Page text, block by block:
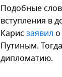
Подобные
вступления в
Карис заявил
Путиным.
дипломатию.